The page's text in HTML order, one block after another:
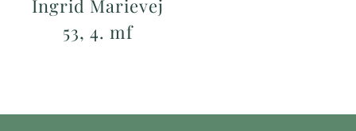
Ingrid Marievej
53, 4. mf